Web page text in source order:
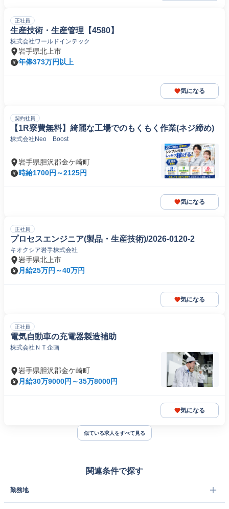
正社員
生産技術・生産管理【4580】
株式会社ワールドインテック
岩手県北上市
年俸373万円以上
気になる
契約社員
【1R寮費無料】綺麗な工場でのもくもく作業(ネジ締め)
株式会社Neo Boost
岩手県胆沢郡金ケ崎町
時給1700円～2125円
気になる
正社員
プロセスエンジニア(製品・生産技術)/2026-0120-2
キオクシア岩手株式会社
岩手県北上市
月給25万円～40万円
気になる
正社員
電気自動車の充電器製造補助
株式会社ＮＴ企画
岩手県胆沢郡金ケ崎町
月給30万9000円～35万8000円
気になる
似ている求人をすべて見る
関連条件で探す
勤務地